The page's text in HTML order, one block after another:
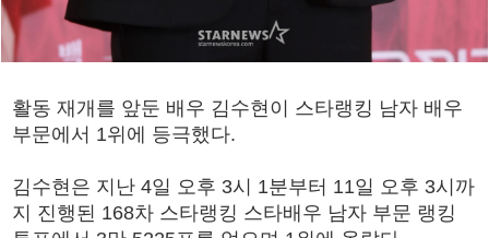
활동 재개를 앞둔 배우 김수현이 스타랭킹 남자 배우
부문에서 1위에 등극했다.
김수현은 지난 4일 오후 3시 1분부터 11일 오후 3시까
지 진행된 168차 스타랭킹 스타배우 남자 부문 랭킹